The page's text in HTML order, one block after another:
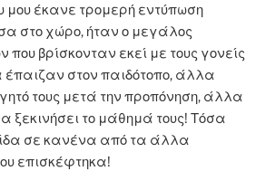
μου έκανε τρομερή εντύπωση
στο χώρο, ήταν ο μεγάλος
που βρίσκονταν εκεί με τους γονείς
έπαιζαν στον παιδότοπο, άλλα
τους μετά την προπόνηση, άλλα
ξεκινήσει το μάθημά τους! Τόσα
σε κανένα από τα άλλα
επισκέφτηκα!